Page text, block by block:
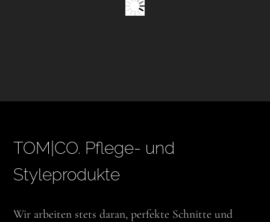
TOM|CO. Pflege- und
Styleprodukte
Wir arbeiten stets daran, perfekte Schnitte und